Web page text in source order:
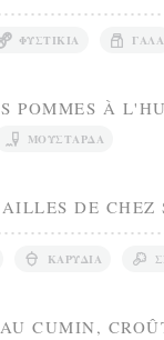
ΦΥΣΤΊΚΙΑ ΓΆΛΑ
POMMES À
ΜΟΥΣΤΆΡΔΑ
DE
ΚΑΡΎΔΙΑ
CUMIN,